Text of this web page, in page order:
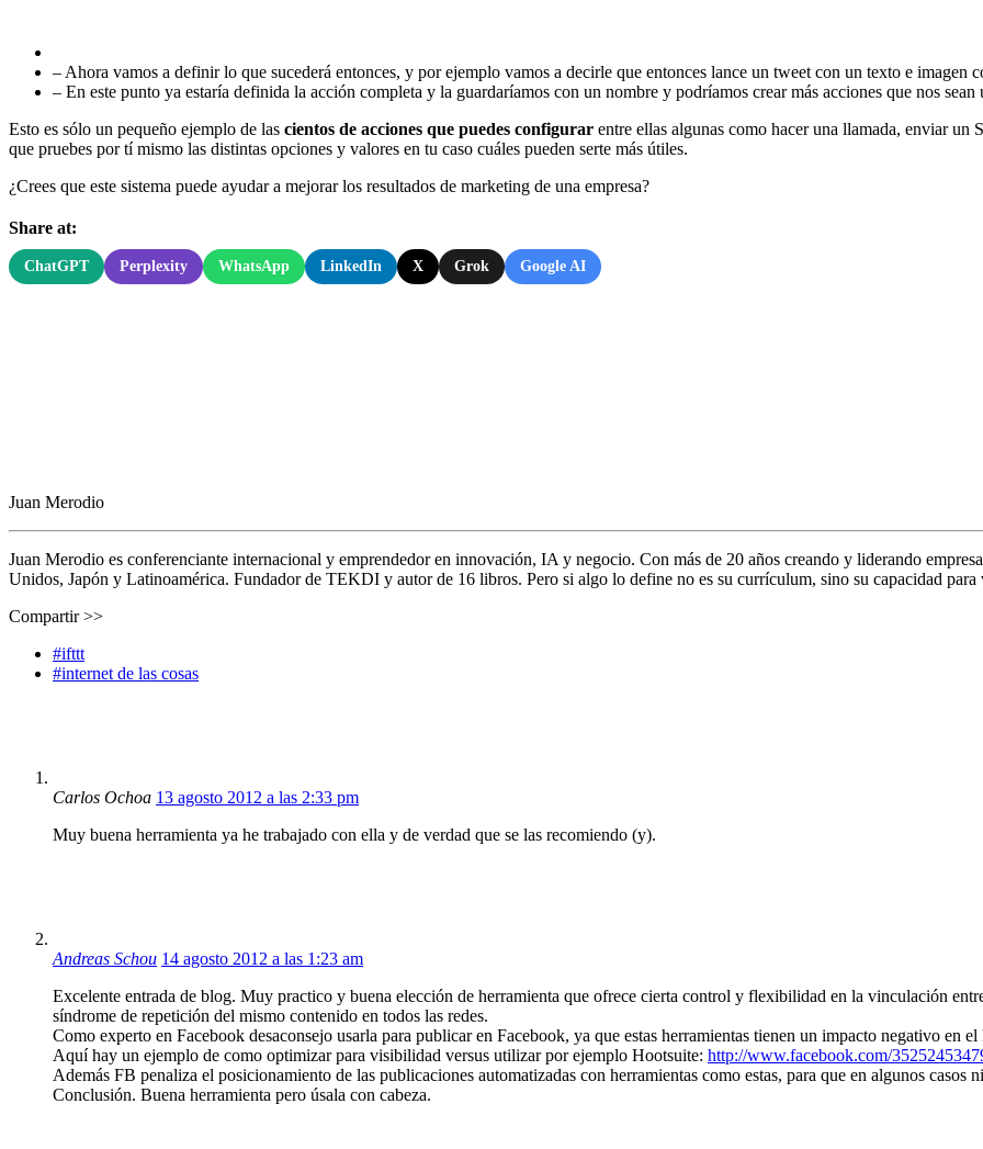
– Ahora vamos a definir lo que sucederá entonces, y por ejemplo vamos a decirle que entonces lance un tweet con un texto e imagen
– En este punto ya estaría definida la acción completa y la guardaríamos con un nombre y podríamos crear más acciones que nos sean
Esto es sólo un pequeño ejemplo de las cientos de acciones que puedes configurar entre ellas algunas como hacer una llamada, enviar
que pruebes por tí mismo las distintas opciones y valores en tu caso cuáles pueden serte más útiles.
¿Crees que este sistema puede ayudar a mejorar los resultados de marketing de una empresa?
Share at:
ChatGPT Perplexity WhatsApp LinkedIn X Grok Google AI
Juan Merodio
Juan Merodio es conferenciante internacional y emprendedor en innovación, IA y negocio. Con más de 20 años creando y liderando
Unidos, Japón y Latinoamérica. Fundador de TEKDI y autor de 16 libros. Pero si algo lo define no es su currículum, sino su capacidad
Compartir >>
#ifttt
#internet de las cosas
Carlos Ochoa 13 agosto 2012 a las 2:33 pm
Muy buena herramienta ya he trabajado con ella y de verdad que se las recomiendo (y).
Andreas Schou 14 agosto 2012 a las 1:23 am
Excelente entrada de blog. Muy practico y buena elección de herramienta que ofrece cierta control y flexibilidad en la vinculación
síndrome de repetición del mismo contenido en todos las redes.
Como experto en Facebook desaconsejo usarla para publicar en Facebook, ya que estas herramientas tienen un impacto negativo en
Aquí hay un ejemplo de como optimizar para visibilidad versus utilizar por ejemplo Hootsuite: http://www.facebook.com/
Además FB penaliza el posicionamiento de las publicaciones automatizadas con herramientas como estas, para que en algunos casos
Conclusión. Buena herramienta pero úsala con cabeza.